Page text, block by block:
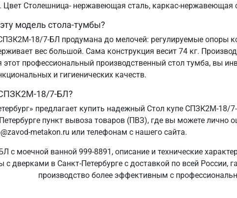
Цвет Столешница- нержавеющая сталь, каркас-нержавеющая
модель стола-тумбы?
18/7-БЛ продумана до мелочей: регулируемые опоры
вес большой. Сама конструкция весит 74 кг.
профессиональный производственный стол тумба, вы
и гигиенических качеств.
СПЗК2М-18/7-БЛ?
предлагает купить надежный Стол купе СПЗК2М-
пункт вывоза товаров (ПВЗ), где вы можете лично
metakon.ru или телефонам с нашего сайта.
с моечной ванной 999-8891, описание и технические
с дверками в Санкт‑Петербурге с доставкой по всей России,
производство более эффективным с